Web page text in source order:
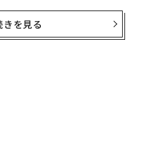
シャルメディアにおいては、
のか。
きを見る